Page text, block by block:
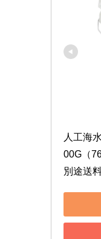
人工海
00G（
別途送